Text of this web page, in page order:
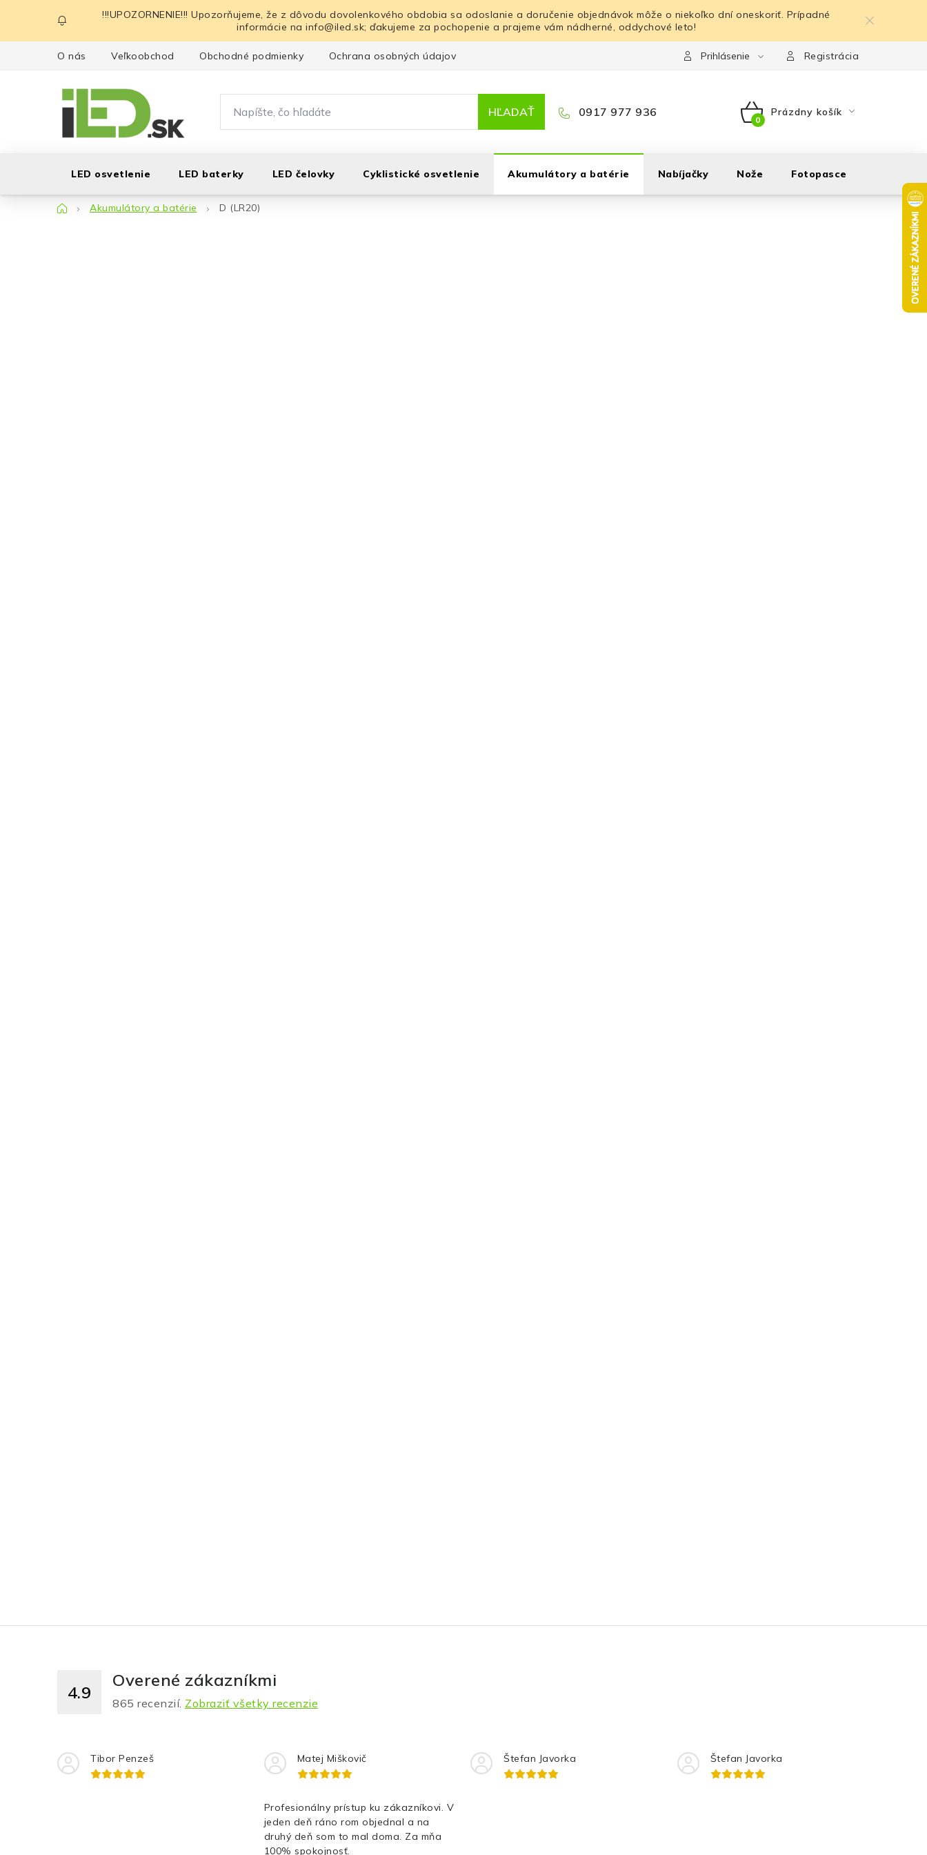
obsah
!!!UPOZORNENIE!!! Upozorňujeme, že z dôvodu dovolenkového obdobia sa odoslanie a doručenie objednávok môže o niekoľko dní oneskoriť. Prípadné
informácie na info@iled.sk; ďakujeme za pochopenie a prajeme vám nádherné, oddychové leto!
O nás Veľkoobchod Obchodné podmienky Ochrana osobných údajov Prihlásenie Registrácia
HĽADAŤ 0917 977 936
NÁKUPNÝ
Prázdny košík
LED osvetlenie LED baterky LED čelovky Cyklistické osvetlenie Akumulátory a batérie Nabíjačky Nože Fotopasce
DomovAkumulátory a batérie D (LR20)
4.9
Overené zákazníkmi
865 recenzií. Zobraziť všetky recenzie
Tibor Penzeš Matej Miškovič
Profesionálny prístup ku zákazníkovi. V
jeden deň ráno rom objednal a na
druhý deň som to mal doma. Za mňa
100% spokojnosť.
Štefan Javorka Štefan Javorka